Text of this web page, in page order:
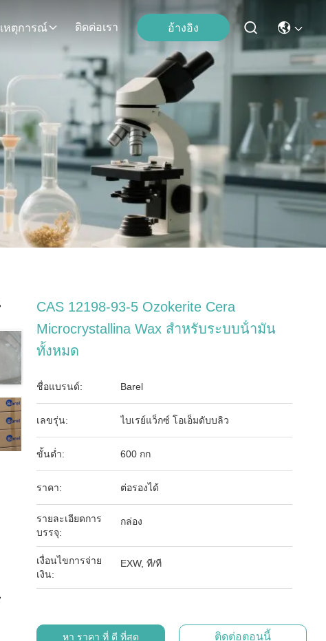
เหตุการณ์ ติดต่อเรา อ้างอิง
CAS 12198-93-5 Ozokerite Cera
Microcrystallina Wax สําหรับระบบน้ํามัน
ทั้งหมด
ชื่อแบรนด์: Barel
เลขรุ่น: ไบเรย์แว็กซ์ โอเอ็มดับบลิว
ขั้นต่ำ: 600 กก
ราคา: ต่อรองได้
รายละเอียดการ
บรรจุ:
กล่อง
เงื่อนไขการจ่าย
เงิน:
EXW, ที/ที
หา ราคา ที่ ดี ที่สุด ติดต่อตอนนี้